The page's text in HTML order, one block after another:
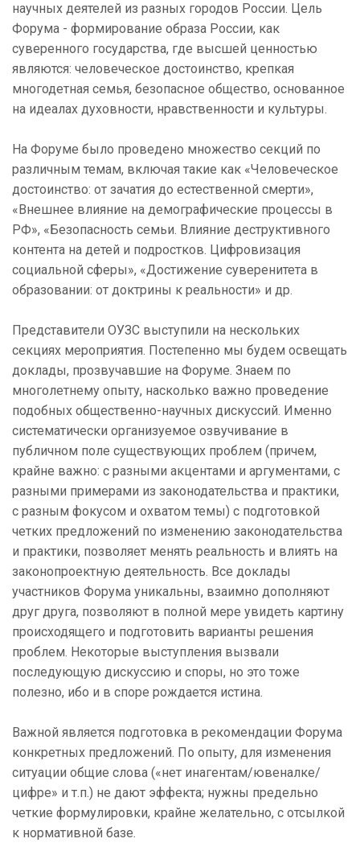
научных деятелей из разных городов России. Цель
Форума - формирование образа России, как
суверенного государства, где высшей ценностью
являются: человеческое достоинство, крепкая
многодетная семья, безопасное общество, основанное
на идеалах духовности, нравственности и культуры.
На Форуме было проведено множество секций по
различным темам, включая такие как «Человеческое
достоинство: от зачатия до естественной смерти»,
«Внешнее влияние на демографические процессы в
РФ», «Безопасность семьи. Влияние деструктивного
контента на детей и подростков. Цифровизация
социальной сферы», «Достижение суверенитета в
образовании: от доктрины к реальности» и др.
Представители ОУЗС выступили на нескольких
секциях мероприятия. Постепенно мы будем освещать
доклады, прозвучавшие на Форуме. Знаем по
многолетнему опыту, насколько важно проведение
подобных общественно-научных дискуссий. Именно
систематически организуемое озвучивание в
публичном поле существующих проблем (причем,
крайне важно: с разными акцентами и аргументами, с
разными примерами из законодательства и практики,
с разным фокусом и охватом темы) с подготовкой
четких предложений по изменению законодательства
и практики, позволяет менять реальность и влиять на
законопроектную деятельность. Все доклады
участников Форума уникальны, взаимно дополняют
друг друга, позволяют в полной мере увидеть картину
происходящего и подготовить варианты решения
проблем. Некоторые выступления вызвали
последующую дискуссию и споры, но это тоже
полезно, ибо и в споре рождается истина.
Важной является подготовка в рекомендации Форума
конкретных предложений. По опыту, для изменения
ситуации общие слова («нет инагентам/ювеналке/
цифре» и т.п.) не дают эффекта; нужны предельно
четкие формулировки, крайне желательно, с отсылкой
к нормативной базе.